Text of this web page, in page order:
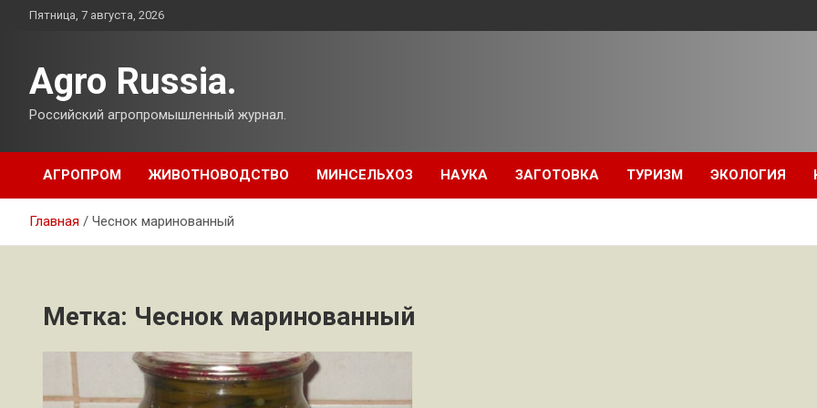
ПерейтиПятница, 7 августа, 2026
Agro Russia.
Российский агропромышленный журнал.
АГРОПРОМ ЖИВОТНОВОДСТВО МИНСЕЛЬХОЗ НАУКА ЗАГОТОВКА ТУРИЗМ ЭКОЛОГИЯ
Главная Чеснок маринованный
Метка: Чеснок маринованный